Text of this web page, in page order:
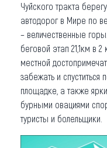
Чуйского тракта
автодорог в Мире по
– величественные
беговой этап 21,1км в
местной
забежать и спуститься
площадке, а также
бурными овациями
туристы и болельщики.